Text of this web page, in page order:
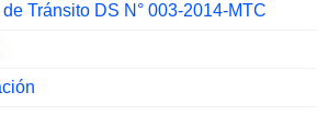
Tránsito DS N° 003-2014-MTC